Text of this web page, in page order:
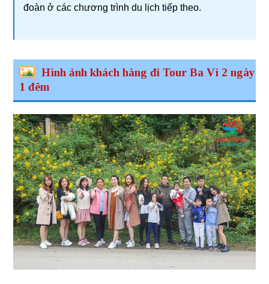
đoàn ở các chương trình du lịch tiếp theo.
Hình ảnh khách hàng đi Tour Ba Vì 2 ngày
1 đêm